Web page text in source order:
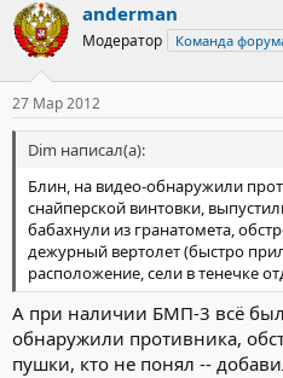
anderman
Модератор Команда
27 Мар 2012
Dim написал(а):
Блин, на видео-обнаружили
снайперской винтовки,
бабахнули из гранатомета,
дежурный вертолет (быстро
расположение, сели в тенечке
А при наличии БМП-3 всё
обнаружили противника,
пушки, кто не понял --